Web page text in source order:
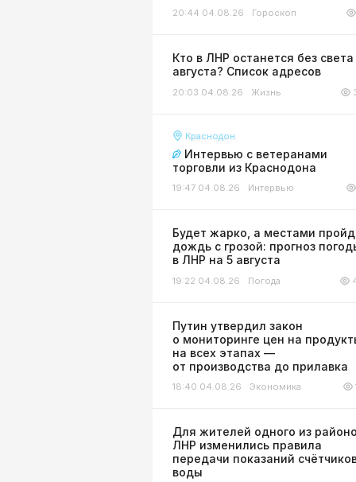
20:44 04.08.26 Гороскоп
Кто в ЛНР останется без света
августа? Список адресов
20:03 04.08.26 Жизнь
Краснодон
Интервью с ветеранами
торговли из Краснодона
19:47 04.08.26 Интервью
Будет жарко, а местами
дождь с грозой: прогноз
в ЛНР на 5 августа
19:22 04.08.26 Погода
Путин утвердил закон
о мониторинге цен на
на всех этапах —
от производства до прилавка
18:40 04.08.26 Экономика
Для жителей одного из
ЛНР изменились правила
передачи показаний
воды